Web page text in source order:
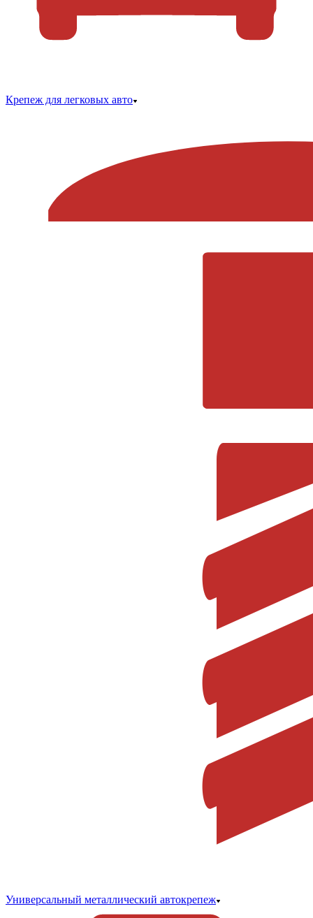
Крепеж для легковых авто
Универсальный металлический автокрепеж